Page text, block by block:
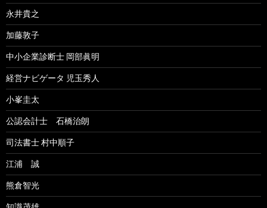
永井貴之
加藤敦子
中小企業診断士 岡部眞明
経営ナビゲータ 児玉秀人
小峯圭太
公認会計士 石橋治朗
司法書士 村中順子
江浦 誠
熊倉智光